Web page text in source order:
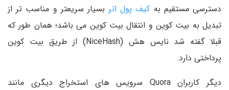
دسترسی مستقیم به کیف پول اتربسیار سریعتر و مناسب تر از
تبدیل به بیت کوین و انتقال بیت کوین می باشد؛ همان طور که
قبلا گفته شد نایس هش (NiceHash) از طریق بیت کوین
پرداختی دارد.
دیگر کاربران Quora سرویس های استخراج دیگری مانند